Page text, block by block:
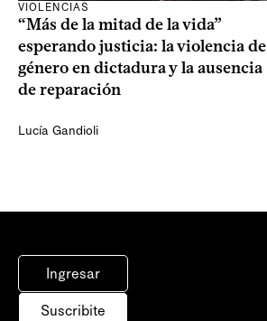
VIOLENCIAS
“Más de la mitad de la vida”
esperando justicia: la violencia de
género en dictadura y la ausencia
de reparación
Lucía Gandioli
Ingresar
Suscribite